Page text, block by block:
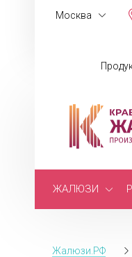
Москва
ЖАЛЮЗИ
Жалюзи.РФ